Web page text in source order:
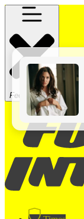
Fechar Menu